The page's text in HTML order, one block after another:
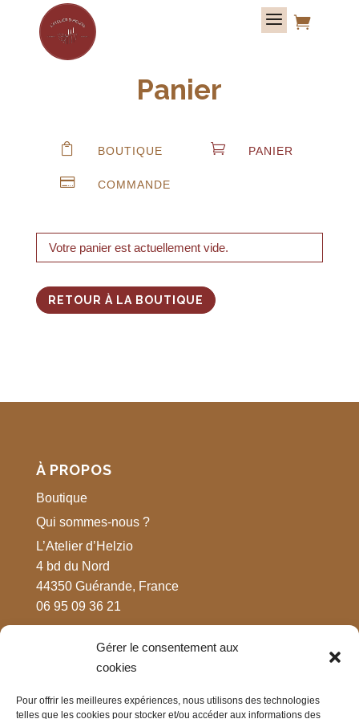
Gérer le consentement aux
cookies
Pour offrir les meilleures expériences, nous utilisons des technologies
telles que les cookies pour stocker et/ou accéder aux informations des

Panier
 BOUTIQUE  PANIER
 COMMANDE
Votre panier est actuellement vide.
RETOUR À LA BOUTIQUE
À PROPOS
Boutique
Qui sommes-nous ?
L’Atelier d’Helzio
4 bd du Nord
44350 Guérande, France
06 95 09 36 21
MENTIONS LÉGALES
Mentions légales